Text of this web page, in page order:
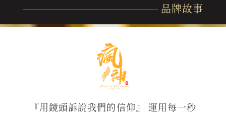
品牌故事
『用鏡頭訴說我們的信仰』 運用每一秒